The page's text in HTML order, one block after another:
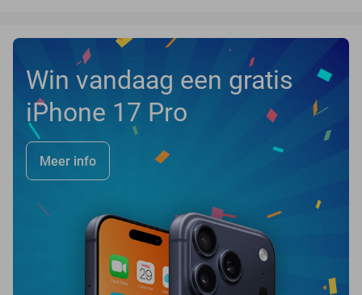
Win vandaag een gratis
iPhone 17 Pro
Meer info